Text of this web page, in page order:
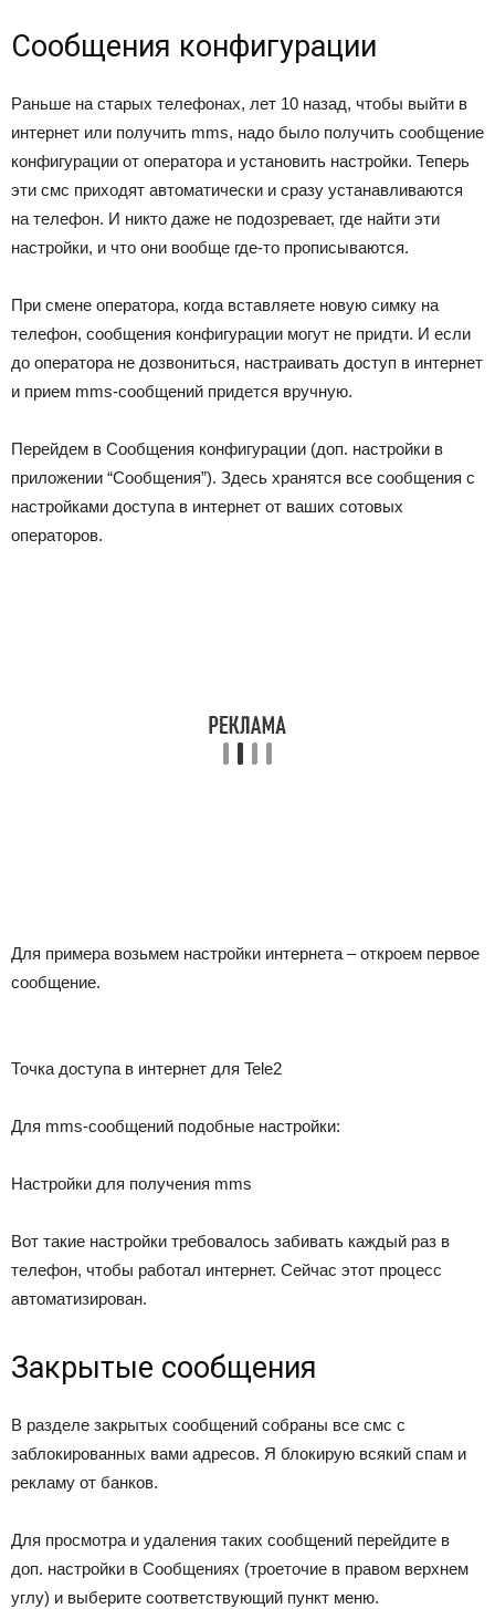
Сообщения конфигурации
Раньше на старых телефонах, лет 10 назад, чтобы выйти в
интернет или получить mms, надо было получить сообщение
конфигурации от оператора и установить настройки. Теперь
эти смс приходят автоматически и сразу устанавливаются
на телефон. И никто даже не подозревает, где найти эти
настройки, и что они вообще где-то прописываются.
При смене оператора, когда вставляете новую симку на
телефон, сообщения конфигурации могут не придти. И если
до оператора не дозвониться, настраивать доступ в интернет
и прием mms-сообщений придется вручную.
Перейдем в Сообщения конфигурации (доп. настройки в
приложении “Сообщения”). Здесь хранятся все сообщения с
настройками доступа в интернет от ваших сотовых
операторов.
Для примера возьмем настройки интернета – откроем первое
сообщение.
Точка доступа в интернет для Tele2
Для mms-сообщений подобные настройки:
Настройки для получения mms
Вот такие настройки требовалось забивать каждый раз в
телефон, чтобы работал интернет. Сейчас этот процесс
автоматизирован.
Закрытые сообщения
В разделе закрытых сообщений собраны все смс с
заблокированных вами адресов. Я блокирую всякий спам и
рекламу от банков.
Для просмотра и удаления таких сообщений перейдите в
доп. настройки в Сообщениях (троеточие в правом верхнем
углу) и выберите соответствующий пункт меню.